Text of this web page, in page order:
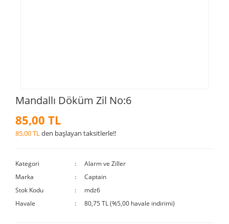
Mandallı Döküm Zil No:6
85,00 TL
85,00 TLden başlayan taksitlerle!!
Kategori
Alarm ve Ziller
Marka
Captain
Stok Kodu
mdz6
Havale
80,75 TL (%5,00 havale indirimi)